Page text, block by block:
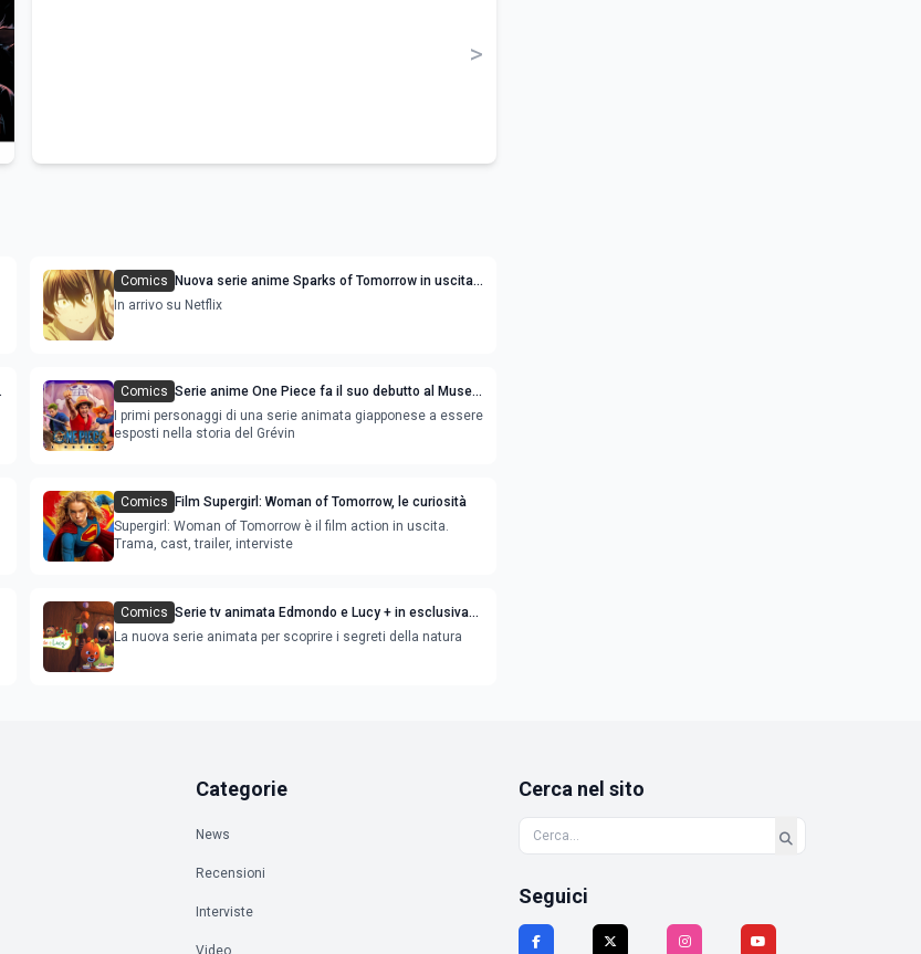
>
Comics
Nuova serie anime Sparks of Tomorrow in uscita
streaming: le anticipazioni
In arrivo su Netflix
Comics Serie anime One Piece fa il suo debutto al Museo
Grévin di Parigi
I primi personaggi di una serie animata giapponese a essere
esposti nella storia del Grévin
Comics
Film Supergirl: Woman of Tomorrow, le curiosità
Supergirl: Woman of Tomorrow è il film action in uscita.
Trama, cast, trailer, interviste
Comics Serie tv animata Edmondo e Lucy + in esclusiva
su RaiPlay
La nuova serie animata per scoprire i segreti della natura
Categorie
News
Recensioni
Interviste
Video
Cerca nel sito
Seguici